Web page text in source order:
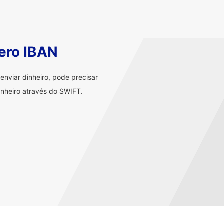
IBAN
dinheiro, pode precisar
através do SWIFT.